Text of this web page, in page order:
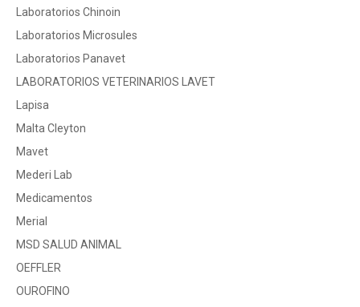
Laboratorios Chinoin
Laboratorios Microsules
Laboratorios Panavet
LABORATORIOS VETERINARIOS LAVET
Lapisa
Malta Cleyton
Mavet
Mederi Lab
Medicamentos
Merial
MSD SALUD ANIMAL
OEFFLER
OUROFINO